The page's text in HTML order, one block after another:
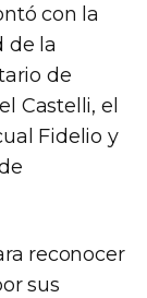
con la
de la
de
Castelli, el
Fidelio y
reconocer
sus